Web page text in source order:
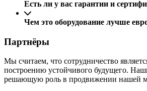
Есть ли у вас гарантии и
Чем это оборудование лучше
Партнёры
Мы считаем, что сотрудничество
построению устойчивого будущего.
решающую роль в продвижении нашей